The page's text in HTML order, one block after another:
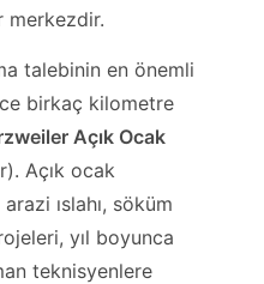
merkezdir.
talebinin en önemli
birkaç kilometre
Açık Ocak
Açık ocak
ıslahı, söküm
yıl boyunca
teknisyenlere